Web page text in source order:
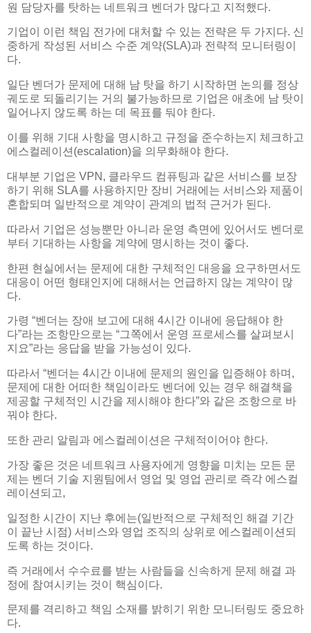
원 담당자를 탓하는 네트워크 벤더가 많다고 지적했다.
기업이 이런 책임 전가에 대처할 수 있는 전략은 두 가지다. 신
중하게 작성된 서비스 수준 계약(SLA)과 전략적 모니터링이
다.
일단 벤더가 문제에 대해 남 탓을 하기 시작하면 논의를 정상
궤도로 되돌리기는 거의 불가능하므로 기업은 애초에 남 탓이
일어나지 않도록 하는 데 목표를 둬야 한다.
이를 위해 기대 사항을 명시하고 규정을 준수하는지 체크하고
에스컬레이션(escalation)을 의무화해야 한다.
대부분 기업은 VPN, 클라우드 컴퓨팅과 같은 서비스를 보장
하기 위해 SLA를 사용하지만 장비 거래에는 서비스와 제품이
혼합되며 일반적으로 계약이 관계의 법적 근거가 된다.
따라서 기업은 성능뿐만 아니라 운영 측면에 있어서도 벤더로
부터 기대하는 사항을 계약에 명시하는 것이 좋다.
한편 현실에서는 문제에 대한 구체적인 대응을 요구하면서도
대응이 어떤 형태인지에 대해서는 언급하지 않는 계약이 많
다.
가령 “벤더는 장애 보고에 대해 4시간 이내에 응답해야 한
다”라는 조항만으로는 “그쪽에서 운영 프로세스를 살펴보시
지요”라는 응답을 받을 가능성이 있다.
따라서 “벤더는 4시간 이내에 문제의 원인을 입증해야 하며,
문제에 대한 어떠한 책임이라도 벤더에 있는 경우 해결책을
제공할 구체적인 시간을 제시해야 한다”와 같은 조항으로 바
꿔야 한다.
또한 관리 알림과 에스컬레이션은 구체적이어야 한다.
가장 좋은 것은 네트워크 사용자에게 영향을 미치는 모든 문
제는 벤더 기술 지원팀에서 영업 및 영업 관리로 즉각 에스컬
레이션되고,
일정한 시간이 지난 후에는(일반적으로 구체적인 해결 기간
이 끝난 시점) 서비스와 영업 조직의 상위로 에스컬레이션되
도록 하는 것이다.
즉 거래에서 수수료를 받는 사람들을 신속하게 문제 해결 과
정에 참여시키는 것이 핵심이다.
문제를 격리하고 책임 소재를 밝히기 위한 모니터링도 중요하
다.